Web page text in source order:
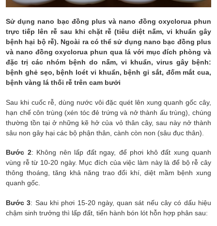
Sử dụng nano bạc đồng plus và nano đồng oxyclorua phun
trực tiếp lên rễ sau khi chặt rễ (tiêu diệt nấm, vi khuẩn gây
bệnh hại bộ rễ). Ngoài ra có thể sử dụng nano bạc đồng plus
và nano đồng oxyclorua phun qua lá với mục đích phòng và
đặc trị các nhóm bệnh do nấm, vi khuẩn, virus gây bệnh:
bệnh ghẻ sẹo, bệnh loét vi khuẩn, bệnh gỉ sắt, đốm mắt cua,
bệnh vàng lá thối rễ trên cam bưởi
Sau khi cuốc rễ, dùng nước vôi đặc quét lên xung quanh gốc cây,
hạn chế côn trùng (xén tóc đẻ trứng và nở thành ấu trùng), chúng
thường tồn tại ở những kẽ hở của vỏ thân cây, sau này nở thành
sâu non gây hại các bộ phận thân, cành còn non (sâu đục thân).
Bước 2: Không nên lấp đất ngay, để phơi khô đất xung quanh
vùng rễ từ 10-20 ngày. Mục đích của việc làm này là để bộ rễ cây
thông thoáng, tăng khả năng trao đổi khí, diệt mầm bệnh xung
quanh gốc.
Bước 3: Sau khi phơi 15-20 ngày, quan sát nếu cây có dấu hiệu
chậm sinh trưởng thì lấp đất, tiến hành bón lót hỗn hợp phân sau: